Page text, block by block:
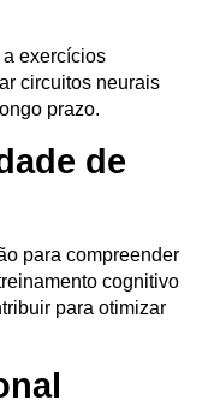
exercícios
circuitos neurais
prazo.
de
para compreender
cognitivo
para otimizar